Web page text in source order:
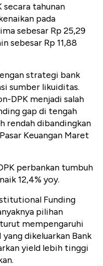
secara tahunan
pada
sebesar Rp 25,29
sebesar Rp 11,88
strategi bank
sumber likuiditas.
DPK menjadi salah
gap di tengah
rendah dibandingkan
Keuangan Maret
perbankan tumbuh
12,4% yoy.
Funding
pilihan
mempengaruhi
dikeluarkan Bank
yield lebih tinggi